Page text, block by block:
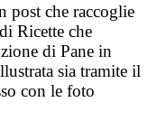
post che raccoglie
Ricette che
di Pane in
sia tramite il
con le foto